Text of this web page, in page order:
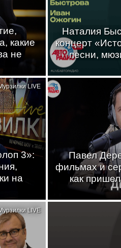
какие
не
Наталия
концерт
песни,
3»:
на
LIVE
Павел
фильмах и
как
LIVE